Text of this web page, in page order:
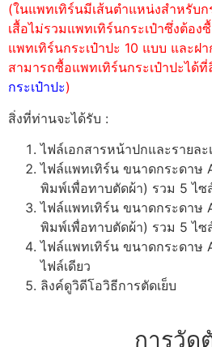
(ในแพทเทิร์นมีเส้นตำแหน่งสำหรับ
เสื้อไม่รวมแพทเทิร์นกระเป๋าซึ่งต้อง
แพทเทิร์นกระเป๋าปะ 10 แบบ และฝ
สามารถซื้อแพทเทิร์นกระเป๋าปะได้
กระเป๋าปะ)
สิ่งที่ท่านจะได้รับ :
ไฟล์เอกสารหน้าปกและรายล
ไฟล์แพทเทิร์น ขนาดกระดาษ
พิมพ์เพื่อทาบตัดผ้า) รวม 5 ไซ
ไฟล์แพทเทิร์น ขนาดกระดาษ
พิมพ์เพื่อทาบตัดผ้า) รวม 5 ไซ
ไฟล์แพทเทิร์น ขนาดกระดาษ
ไฟล์เดียว
ลิงค์ดูวิดีโอวิธีการตัดเย็บ
การวัด